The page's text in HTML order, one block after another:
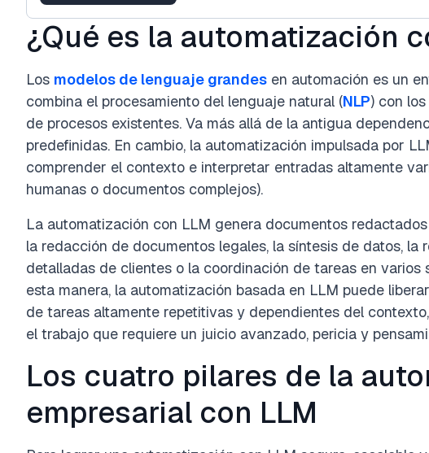
¿Qué es la automatización
Los modelos de lenguaje grandes en automación es un
combina el procesamiento del lenguaje natural (NLP) con
de procesos existentes. Va más allá de la antigua
predefinidas. En cambio, la automatización impulsada por
comprender el contexto e interpretar entradas altamente
humanas o documentos complejos).
La automatización con LLM genera documentos
la redacción de documentos legales, la síntesis de datos, la
detalladas de clientes o la coordinación de tareas en varios
esta manera, la automatización basada en LLM puede
de tareas altamente repetitivas y dependientes del
el trabajo que requiere un juicio avanzado, pericia y
Los cuatro pilares de la
empresarial con LLM